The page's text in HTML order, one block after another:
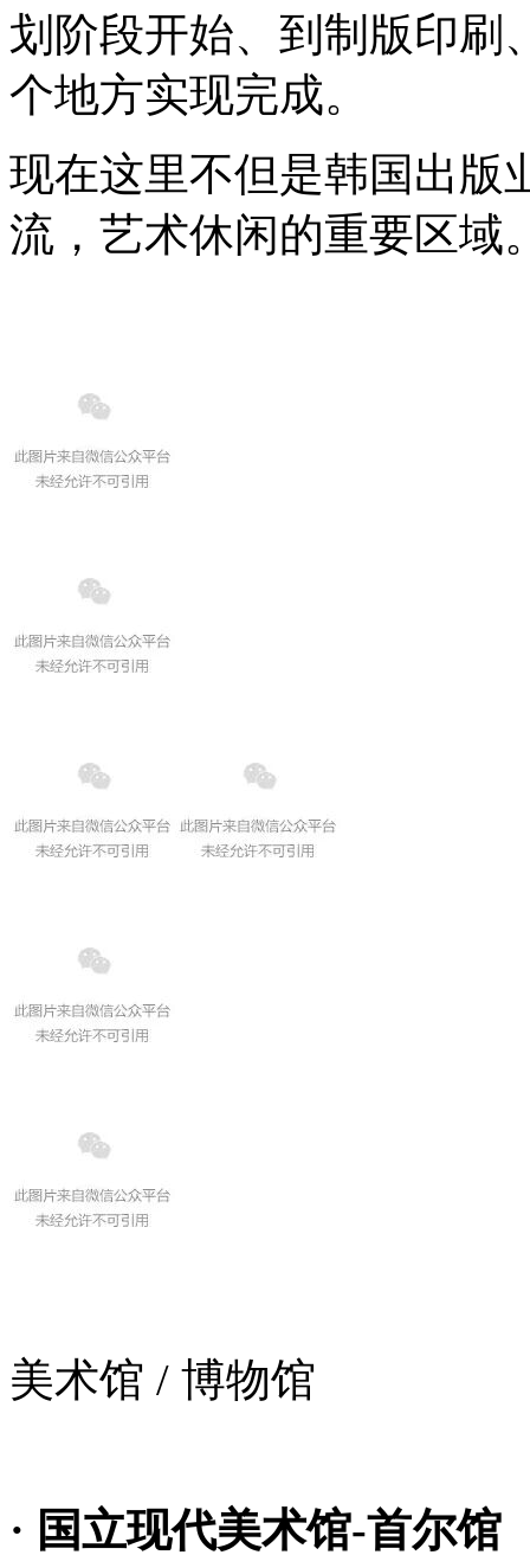
划阶段开始、到制版印刷
个地方实现完成。
现在这里不但是韩国出版
流，艺术休闲的重要区域
美术馆 / 博物馆
· 国立现代美术馆-首尔馆